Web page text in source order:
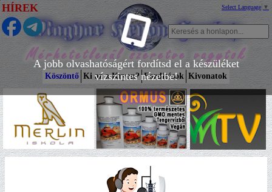
HÍREK Select Language ▼
A jobb olvashatóságért fordítsd el a készüléket
vízszintes nézetbe!
Köszöntő Ki az a Kryon? Fordítások Kivonatok